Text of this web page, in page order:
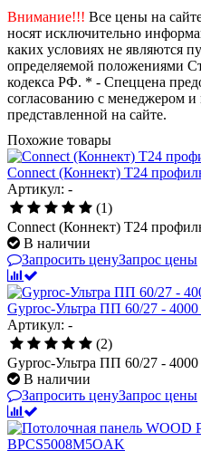
Внимание!!! Все цены на
носят исключительно
каких условиях не являются
определяемой положениями
кодекса РФ. * - Спеццена
согласованию с менеджером и
представленной на сайте.
Похожие товары
Connect (Коннект) T24
Артикул: -
(1)
Connect (Коннект) T24
В наличии
Запросить ценуЗапрос цены
Gyproc-Ультра ПП 60/27 -
Артикул: -
(2)
Gyproc-Ультра ПП 60/27 -
В наличии
Запросить ценуЗапрос цены